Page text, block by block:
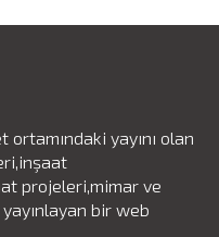
yayını olan
projeleri,mimar ve
bir web